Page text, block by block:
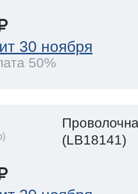
30 ноября
50%
(LB18141)